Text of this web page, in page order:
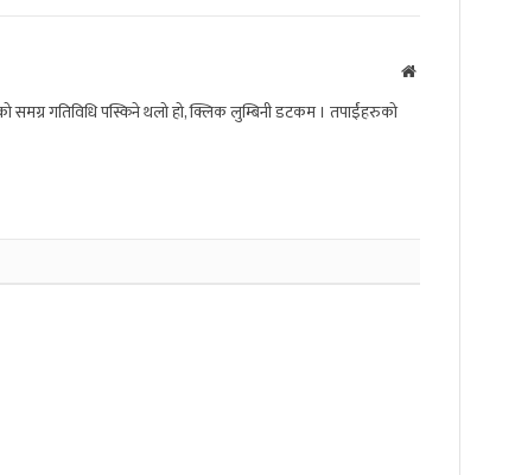
Website
समग्र गतिविधि पस्किने थलो हो, क्लिक लुम्बिनी डटकम । तपाईंहरुको